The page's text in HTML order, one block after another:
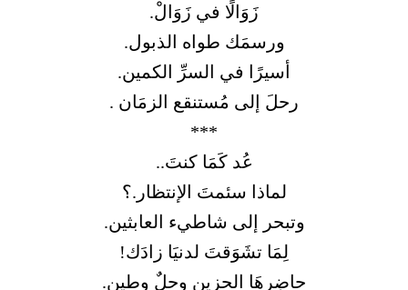
زَوَالًا في زَوَالْ.
ورسمَك طواه الذبول.
أسيرًا في السرِّ الكمين.
رحلَ إلى مُستنقع الزمَان .
***
عُد كَمَا كنتَ..
لماذا سئمتَ الإنتظار.؟
وتبحر إلى شاطيء العابثين.
لِمَا تشَوَقتَ لدنيَا زادَك!
حاضِرهَا الحزين وحلٌ وطين.